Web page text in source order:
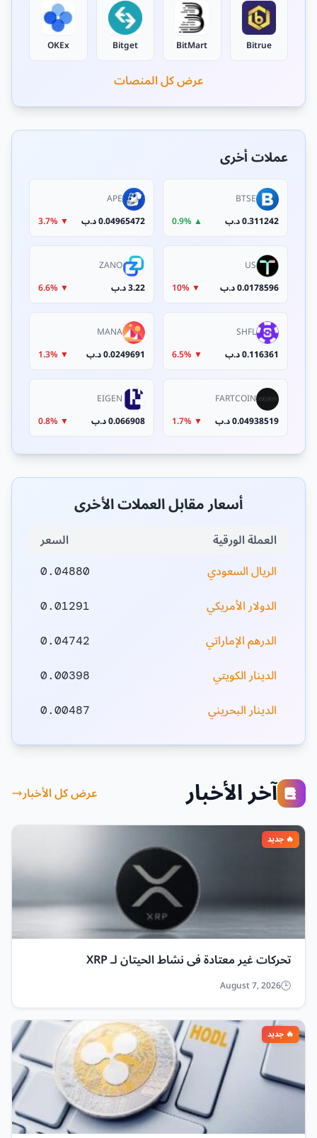
Bitrue
BitMart
Bitget
OKEx
عرض كل المنصات
عملات أخرى
BTSE
0.311242 د.ب
▲ 0.9%
APE
0.04965472 د.ب
▼ 3.7%
US
0.0178596 د.ب
▼ 10%
ZANO
3.22 د.ب
▼ 6.6%
SHFL
0.116361 د.ب
▼ 6.5%
MANA
0.0249691 د.ب
▼ 1.3%
FARTCOIN
0.04938519 د.ب
▼ 1.7%
EIGEN
0.066908 د.ب
▼ 0.8%
أسعار مقابل العملات الأخرى
العملة الورقية
السعر
الريال السعودي
0.04880
الدولار الأمريكي 0.01291
الدرهم الإماراتي 0.04742
الدينار الكويتي 0.00398
الدينار البحريني 0.00487
آخر الأخبار عرض كل الأخبار
تحركات غير معتادة في نشاط الحيتان لـ XRP
August 7, 2026